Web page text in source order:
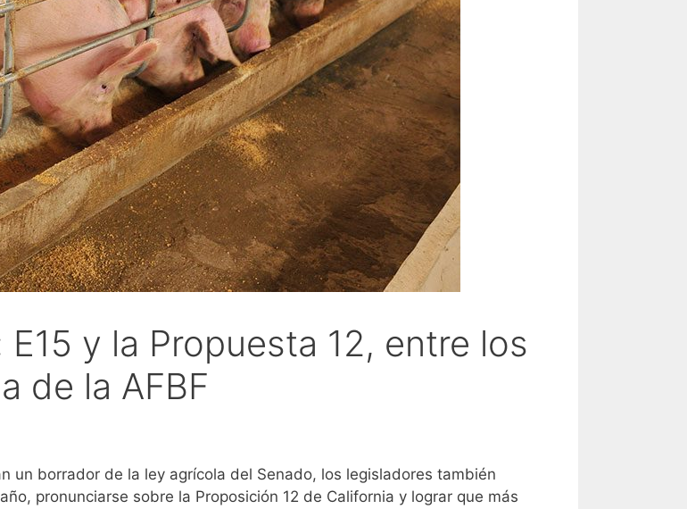
y la Propuesta 12, entre los
de la AFBF
un borrador de la ley agrícola del Senado, los legisladores también
pronunciarse sobre la Proposición 12 de California y lograr que más